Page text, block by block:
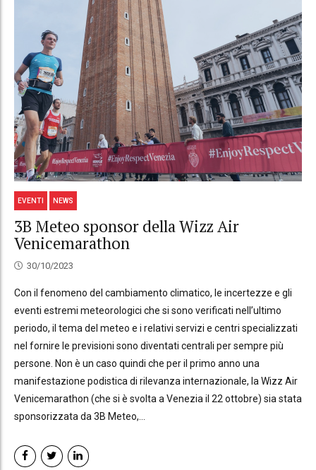
EVENTI NEWS
3B Meteo sponsor della Wizz Air
Venicemarathon
30/10/2023
Con il fenomeno del cambiamento climatico, le incertezze e gli
eventi estremi meteorologici che si sono verificati nell’ultimo
periodo, il tema del meteo e i relativi servizi e centri specializzati
nel fornire le previsioni sono diventati centrali per sempre più
persone. Non è un caso quindi che per il primo anno una
manifestazione podistica di rilevanza internazionale, la Wizz Air
Venicemarathon (che si è svolta a Venezia il 22 ottobre) sia stata
sponsorizzata da 3B Meteo,...